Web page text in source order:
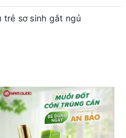
trẻ sơ sinh gắt ngủ